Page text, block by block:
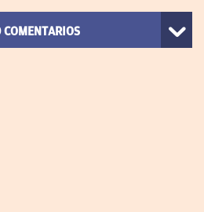
COMENTARIOS